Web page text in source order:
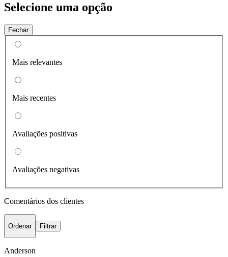
Selecione uma opção
Fechar
Mais relevantes
Mais recentes
Avaliações positivas
Avaliações negativas
Comentários dos clientes
Ordenar Filtrar
Anderson